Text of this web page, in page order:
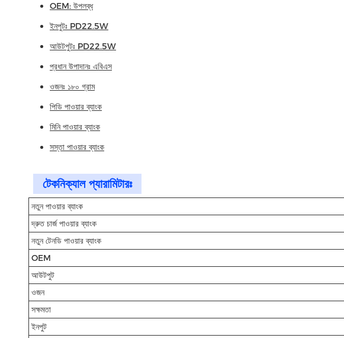
OEM: উপলব্ধ
ইনপুটঃ PD22.5W
আউটপুটঃ PD22.5W
প্রধান উপাদানঃ এবিএস
ওজনঃ ১৮০ গ্রাম
পিডি পাওয়ার ব্যাংক
মিনি পাওয়ার ব্যাংক
সস্তা পাওয়ার ব্যাংক
টেকনিক্যাল প্যারামিটারঃ
নতুন পাওয়ার ব্যাংক
দ্রুত চার্জ পাওয়ার ব্যাংক
নতুন টেনডি পাওয়ার ব্যাংক
OEM
আউটপুট
ওজন
সক্ষমতা
ইনপুট